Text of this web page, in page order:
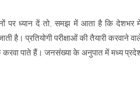
पर ध्यान दें तो, समझ में आता है कि देशभर
है। प्रतियोगी परीक्षाओं की तैयारी करवाने
करवा पाते हैं। जनसंख्या के अनुपात में मध्य